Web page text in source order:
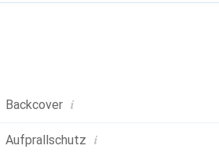
Backcover i
Aufprallschutz i